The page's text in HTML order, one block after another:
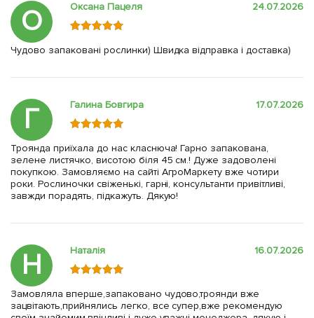
О Оксана Пацеля 24.07.2026
Чудово запаковані рослинки) Швидка відправка і доставка)
Г Галина Бовгира 17.07.2026
Троянда приїхала до нас класнюча! Гарно запакована,
зелене листячко, висотою біля 45 см.! Дуже задоволені
покупкою. Замовляємо на сайті АгроМаркету вже чотири
роки. Рослиночки свіженькі, гарні, консультанти привітливі,
завжди порадять, підкажуть. Дякую!
Н Наталія 16.07.2026
Замовляла вперше,запаковано чудово,троянди вже
зацвітають,прийнялись легко, все супер,вже рекомендую